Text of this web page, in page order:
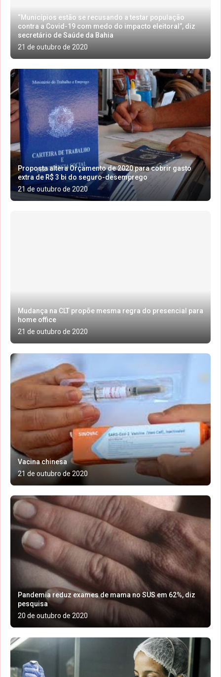
“Municípios estão se recusando a testar população
contra a Covid-19 com medo do impacto eleitoral”, diz
secretário de Saúde da Bahia
21 de outubro de 2020
Proposta altera Orçamento de 2020 para cobrir gasto
extra de R$ 3 bi do seguro-desemprego
21 de outubro de 2020
Mudança na CLT propõe mesma regra do presencial para
home office
21 de outubro de 2020
Vacina chinesa
21 de outubro de 2020
Pandemia reduz exames de mama no SUS em 62%, diz
pesquisa
20 de outubro de 2020